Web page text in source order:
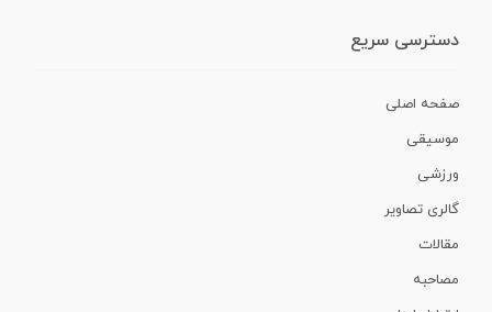
دسترسی سریع
صفحه اصلی
موسیقی
ورزشی
گالری تصاویر
مقالات
مصاحبه